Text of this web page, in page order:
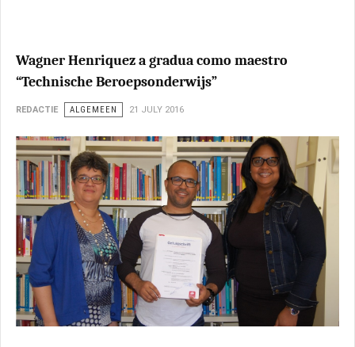
Wagner Henriquez a gradua como maestro
“Technische Beroepsonderwijs”
REDACTIE ALGEMEEN 21 JULY 2016